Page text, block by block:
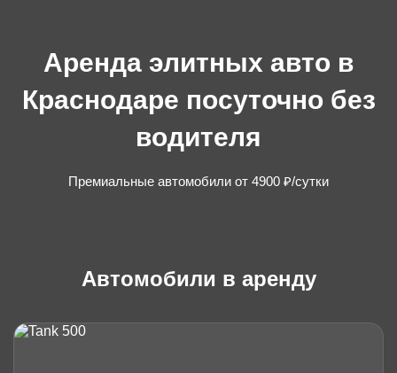
Аренда элитных авто в
Краснодаре посуточно без
водителя
Премиальные автомобили от 4900 ₽/сутки
Автомобили в аренду